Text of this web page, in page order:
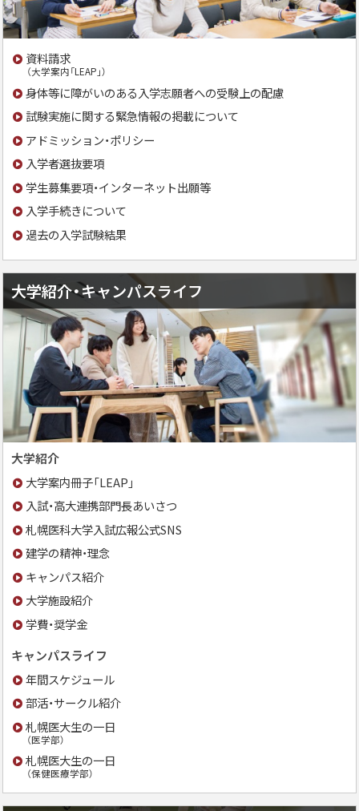
資料請求
（大学案内「LEAP」）
身体等に障がいのある入学志願者への受験上の配慮
試験実施に関する緊急情報の掲載について
アドミッション・ポリシー
入学者選抜要項
学生募集要項・インターネット出願等
入学手続きについて
過去の入学試験結果
大学紹介・キャンパスライフ
大学紹介
大学案内冊子「LEAP」
入試・高大連携部門長あいさつ
札幌医科大学入試広報公式SNS
建学の精神・理念
キャンパス紹介
大学施設紹介
学費・奨学金
キャンパスライフ
年間スケジュール
部活・サークル紹介
札幌医大生の一日
（医学部）
札幌医大生の一日
（保健医療学部）